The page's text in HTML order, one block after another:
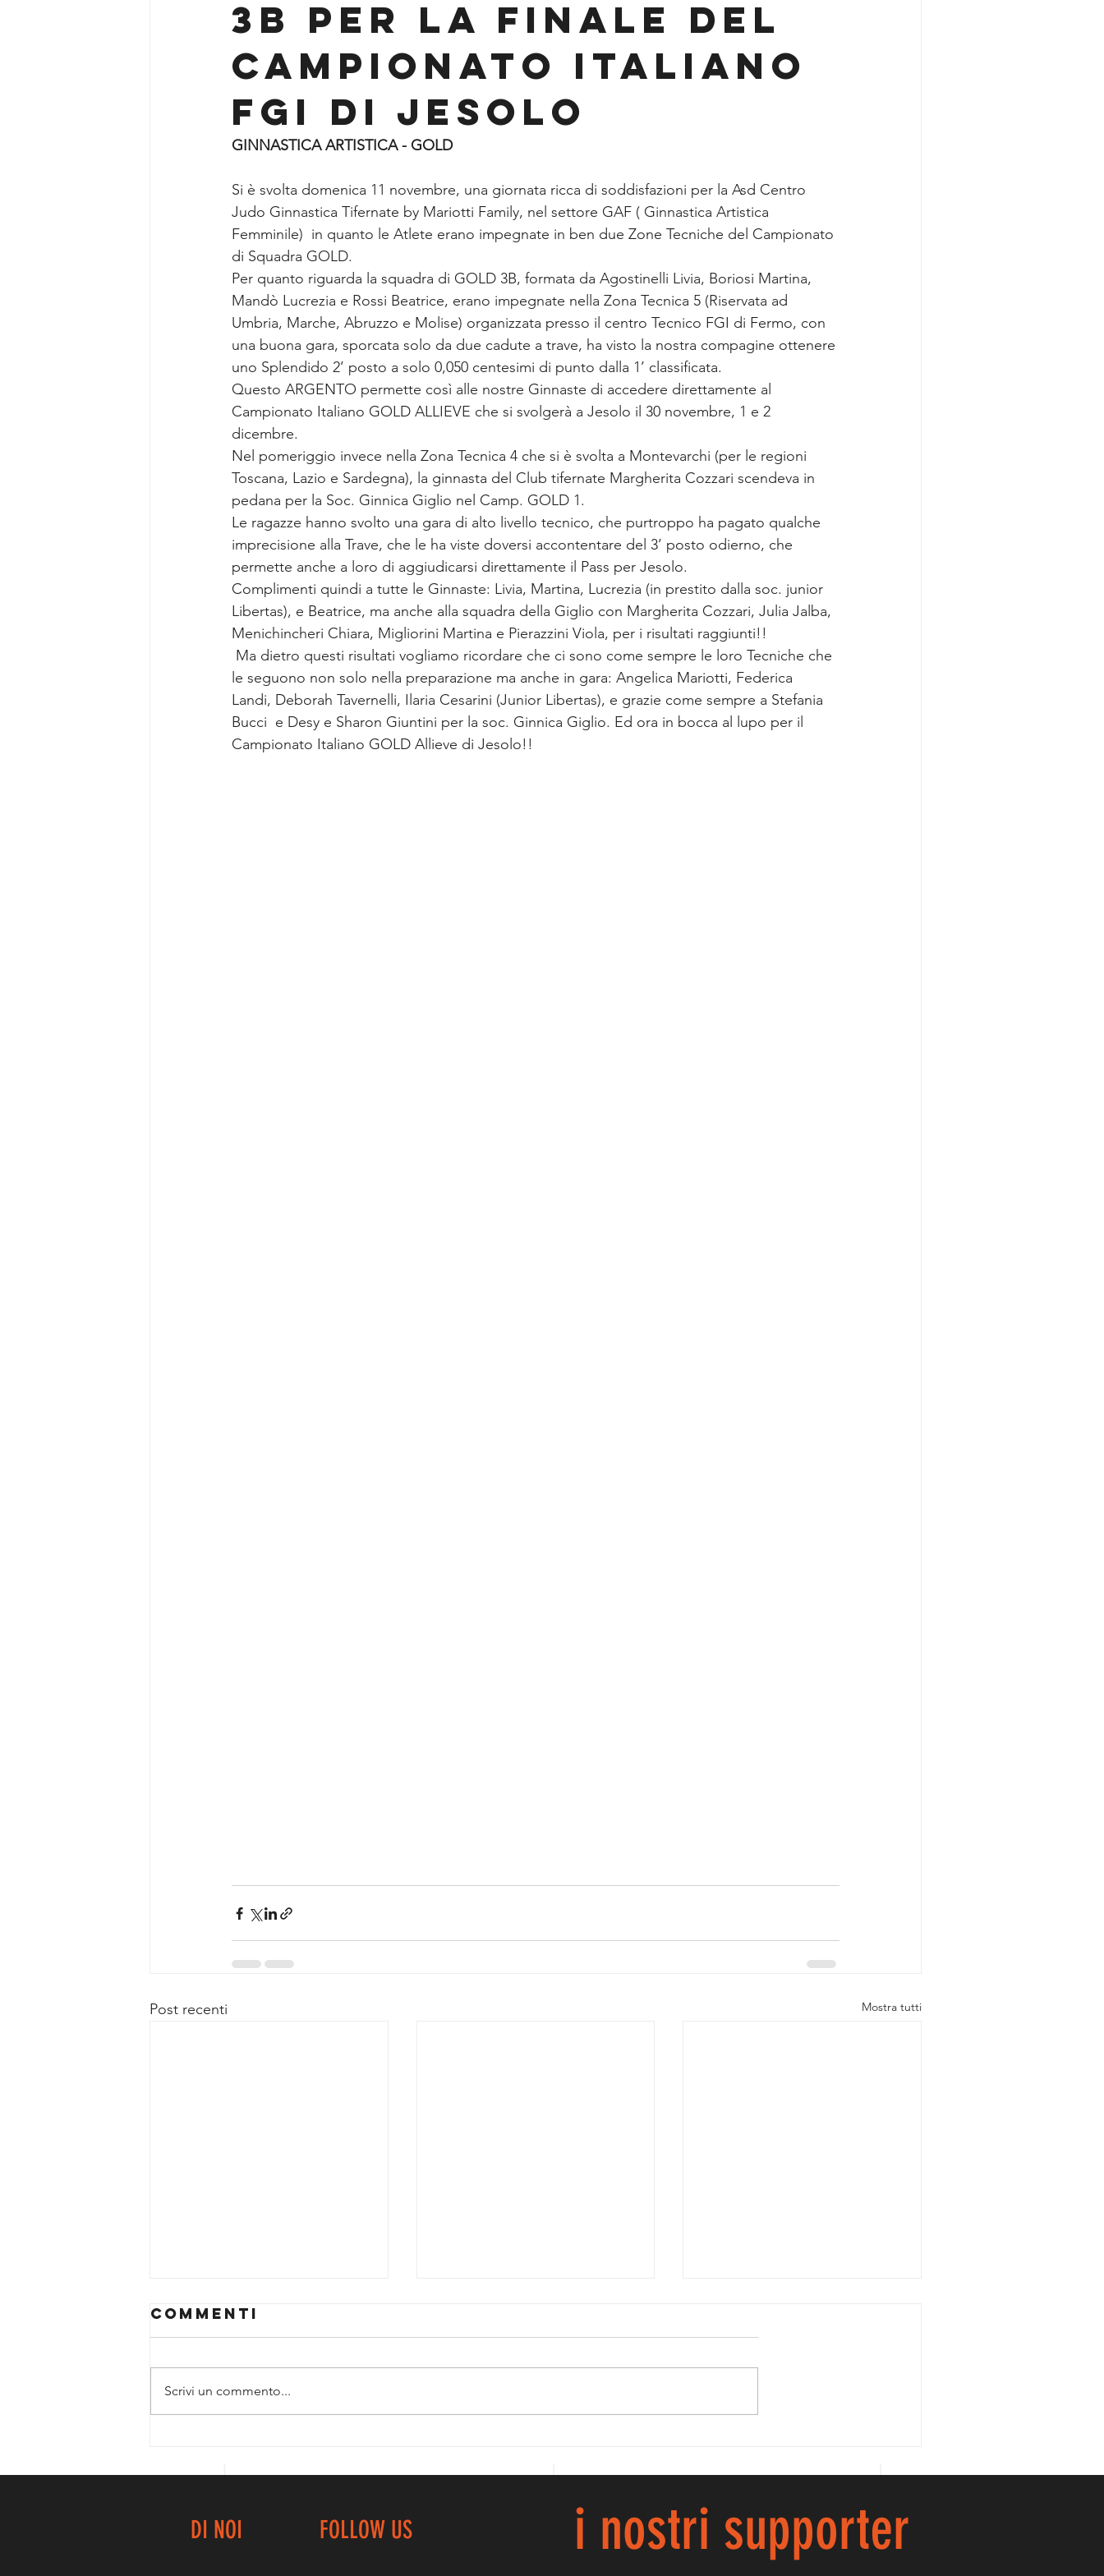
3B PER LA FINALE DEL
CAMPIONATO ITALIANO
FGI DI JESOLO
GINNASTICA ARTISTICA - GOLD
Si è svolta domenica 11 novembre, una giornata ricca di soddisfazioni per la Asd Centro
Judo Ginnastica Tifernate by Mariotti Family, nel settore GAF ( Ginnastica Artistica
Femminile)  in quanto le Atlete erano impegnate in ben due Zone Tecniche del Campionato
di Squadra GOLD.
Per quanto riguarda la squadra di GOLD 3B, formata da Agostinelli Livia, Boriosi Martina,
Mandò Lucrezia e Rossi Beatrice, erano impegnate nella Zona Tecnica 5 (Riservata ad
Umbria, Marche, Abruzzo e Molise) organizzata presso il centro Tecnico FGI di Fermo, con
una buona gara, sporcata solo da due cadute a trave, ha visto la nostra compagine ottenere
uno Splendido 2’ posto a solo 0,050 centesimi di punto dalla 1’ classificata.
Questo ARGENTO permette così alle nostre Ginnaste di accedere direttamente al
Campionato Italiano GOLD ALLIEVE che si svolgerà a Jesolo il 30 novembre, 1 e 2
dicembre.
Nel pomeriggio invece nella Zona Tecnica 4 che si è svolta a Montevarchi (per le regioni
Toscana, Lazio e Sardegna), la ginnasta del Club tifernate Margherita Cozzari scendeva in
pedana per la Soc. Ginnica Giglio nel Camp. GOLD 1.
Le ragazze hanno svolto una gara di alto livello tecnico, che purtroppo ha pagato qualche
imprecisione alla Trave, che le ha viste doversi accontentare del 3’ posto odierno, che
permette anche a loro di aggiudicarsi direttamente il Pass per Jesolo.
Complimenti quindi a tutte le Ginnaste: Livia, Martina, Lucrezia (in prestito dalla soc. junior
Libertas), e Beatrice, ma anche alla squadra della Giglio con Margherita Cozzari, Julia Jalba,
Menichincheri Chiara, Migliorini Martina e Pierazzini Viola, per i risultati raggiunti!!
le seguono non solo nella preparazione ma anche in gara: Angelica Mariotti, Federica
Landi, Deborah Tavernelli, Ilaria Cesarini (Junior Libertas), e grazie come sempre a Stefania
Bucci  e Desy e Sharon Giuntini per la soc. Ginnica Giglio. Ed ora in bocca al lupo per il
Campionato Italiano GOLD Allieve di Jesolo!!
Post recenti Mostra tutti
ALTRO
TASSELLO!
PICCOLINE
PARTITE ALLA
Commenti
Scrivi un commento...
DI NOI FOLLOW US i nostri supporter